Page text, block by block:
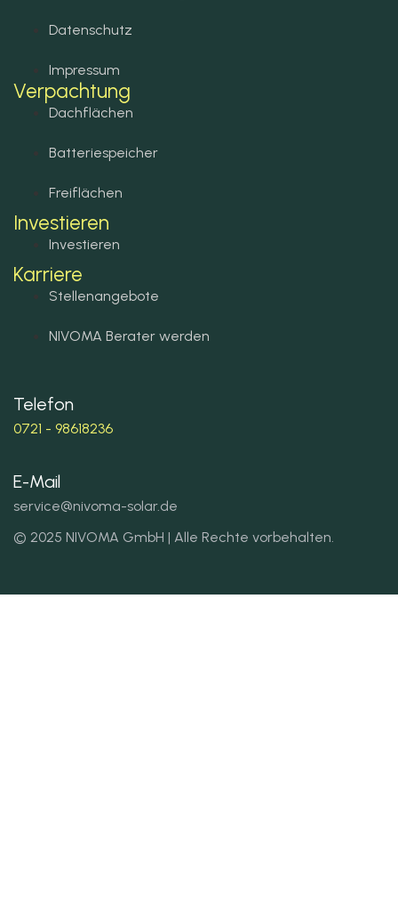
Datenschutz
Impressum
Verpachtung
Dachflächen
Batteriespeicher
Freiflächen
Investieren
Investieren
Karriere
Stellenangebote
NIVOMA Berater werden
Telefon
0721 - 98618236
E-Mail
service@nivoma-solar.de
© 2025 NIVOMA GmbH | Alle Rechte vorbehalten.